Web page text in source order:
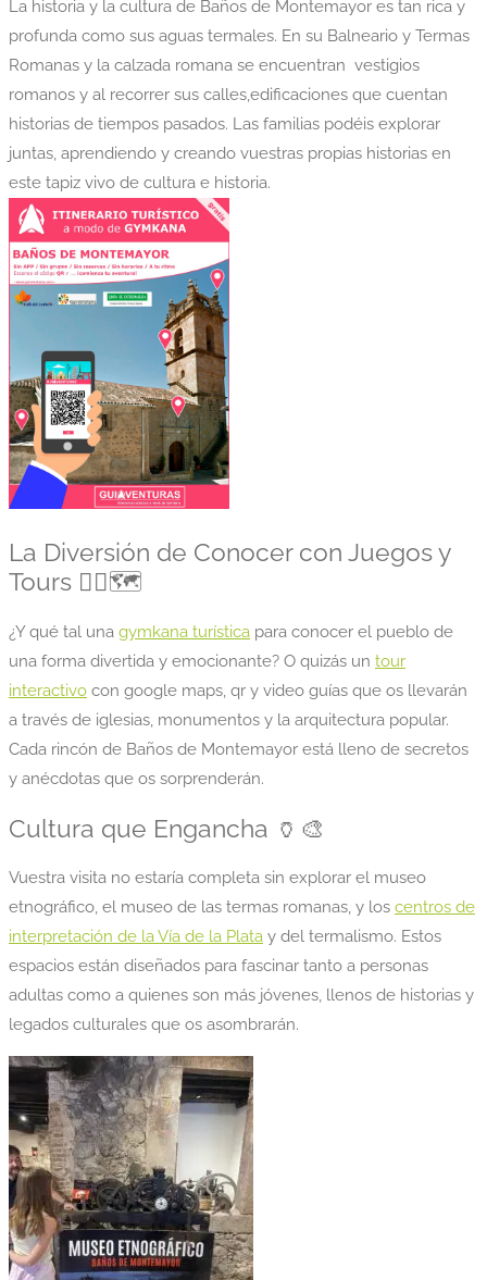
La historia y la cultura de Baños de Montemayor es tan rica y
profunda como sus aguas termales. En su Balneario y Termas
Romanas y la calzada romana se encuentran vestigios
romanos y al recorrer sus calles,edificaciones que cuentan
historias de tiempos pasados. Las familias podéis explorar
juntas, aprendiendo y creando vuestras propias historias en
este tapiz vivo de cultura e historia.
La Diversión de Conocer con Juegos y
Tours 🕵️‍♂️🗺️
¿Y qué tal una gymkana turística para conocer el pueblo de
una forma divertida y emocionante? O quizás un tour
interactivo con google maps, qr y video guías que os llevarán
a través de iglesias, monumentos y la arquitectura popular.
Cada rincón de Baños de Montemayor está lleno de secretos
y anécdotas que os sorprenderán.
Cultura que Engancha 🏺🎨
Vuestra visita no estaría completa sin explorar el museo
etnográfico, el museo de las termas romanas, y los centros de
interpretación de la Vía de la Plata y del termalismo. Estos
espacios están diseñados para fascinar tanto a personas
adultas como a quienes son más jóvenes, llenos de historias y
legados culturales que os asombrarán.